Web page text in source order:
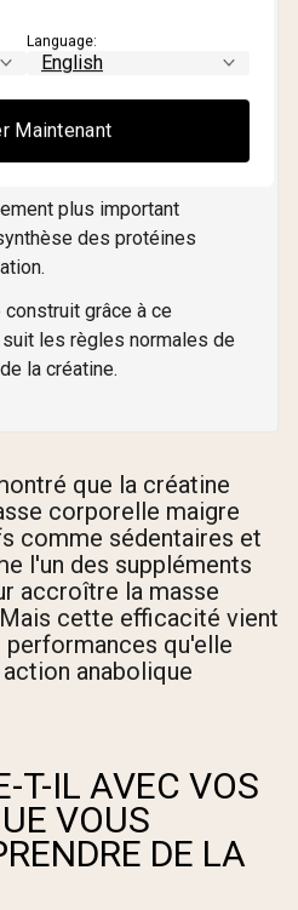
permet un volume
: plus de
plus de poids au fil du
plus important
des protéines
grâce à ce
les règles normales de
la créatine.
que la créatine
corporelle maigre
comme sédentaires et
l'un des suppléments
accroître la masse
Mais cette efficacité vient
qu'elle
anabolique
T-IL AVEC VOS
VOUS
DE LA
Language:
Maintenant